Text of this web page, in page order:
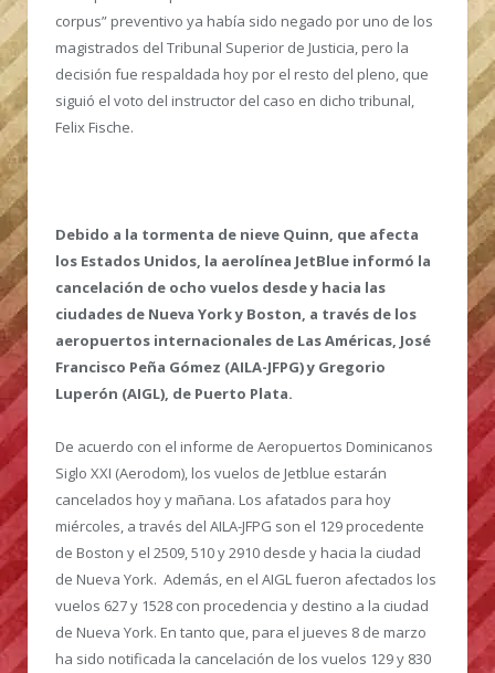
corpus” preventivo ya había sido negado por uno de los
magistrados del Tribunal Superior de Justicia, pero la
decisión fue respaldada hoy por el resto del pleno, que
siguió el voto del instructor del caso en dicho tribunal,
Felix Fische.
Debido a la tormenta de nieve Quinn, que afecta
los Estados Unidos, la aerolínea JetBlue informó la
cancelación de ocho vuelos desde y hacia las
ciudades de Nueva York y Boston, a través de los
aeropuertos internacionales de Las Américas, José
Francisco Peña Gómez (AILA-JFPG) y Gregorio
Luperón (AIGL), de Puerto Plata.
De acuerdo con el informe de Aeropuertos Dominicanos
Siglo XXI (Aerodom), los vuelos de Jetblue estarán
cancelados hoy y mañana. Los afatados para hoy
miércoles, a través del AILA-JFPG son el 129 procedente
de Boston y el 2509, 510 y 2910 desde y hacia la ciudad
de Nueva York. Además, en el AIGL fueron afectados los
vuelos 627 y 1528 con procedencia y destino a la ciudad
de Nueva York. En tanto que, para el jueves 8 de marzo
ha sido notificada la cancelación de los vuelos 129 y 830